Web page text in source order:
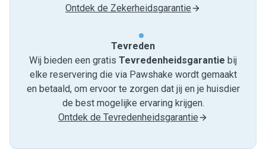
Ontdek de Zekerheidsgarantie
Tevreden
Wij bieden een gratis Tevredenheids­garantie bij
elke reservering die via Pawshake wordt gemaakt
en betaald, om ervoor te zorgen dat jij en je huisdier
de best mogelijke ervaring krijgen.
Ontdek de Tevredenheidsgarantie